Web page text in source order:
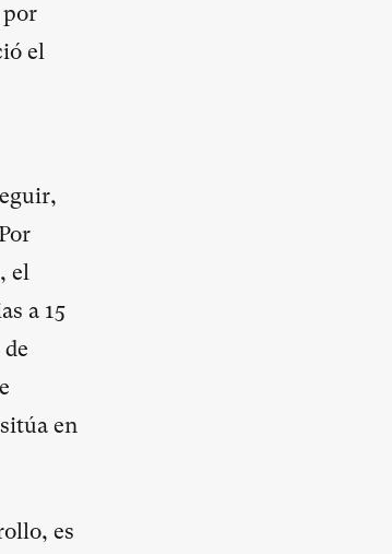
por
el
el
a 15
en
es